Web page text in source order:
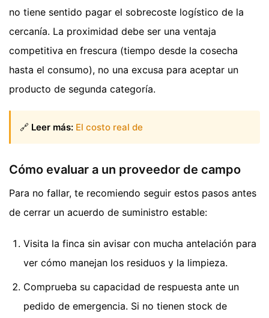
no tiene sentido pagar el sobrecoste logístico de la
cercanía. La proximidad debe ser una ventaja
competitiva en frescura (tiempo desde la cosecha
hasta el consumo), no una excusa para aceptar un
producto de segunda categoría.
🔗 Leer más: El costo real de
Cómo evaluar a un proveedor de campo
Para no fallar, te recomiendo seguir estos pasos antes
de cerrar un acuerdo de suministro estable:
Visita la finca sin avisar con mucha antelación para
ver cómo manejan los residuos y la limpieza.
Comprueba su capacidad de respuesta ante un
pedido de emergencia. Si no tienen stock de